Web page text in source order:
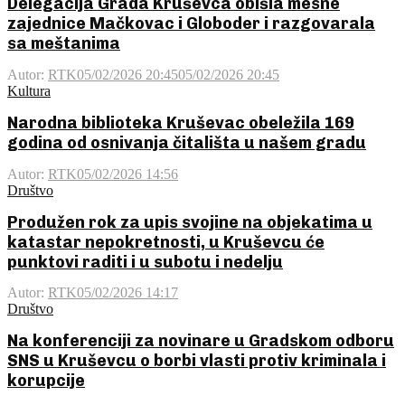
zajednice Mačkovac i Globoder i razgovarala
sa meštanima
Autor: RTK05/02/2026 20:4505/02/2026 20:45
Kultura
Narodna biblioteka Kruševac obeležila 169
godina od osnivanja čitališta u našem gradu
Autor: RTK05/02/2026 14:56
Društvo
Produžen rok za upis svojine na objekatima u
katastar nepokretnosti, u Kruševcu će
punktovi raditi i u subotu i nedelju
Autor: RTK05/02/2026 14:17
Društvo
Na konferenciji za novinare u Gradskom odboru
SNS u Kruševcu o borbi vlasti protiv kriminala i
korupcije